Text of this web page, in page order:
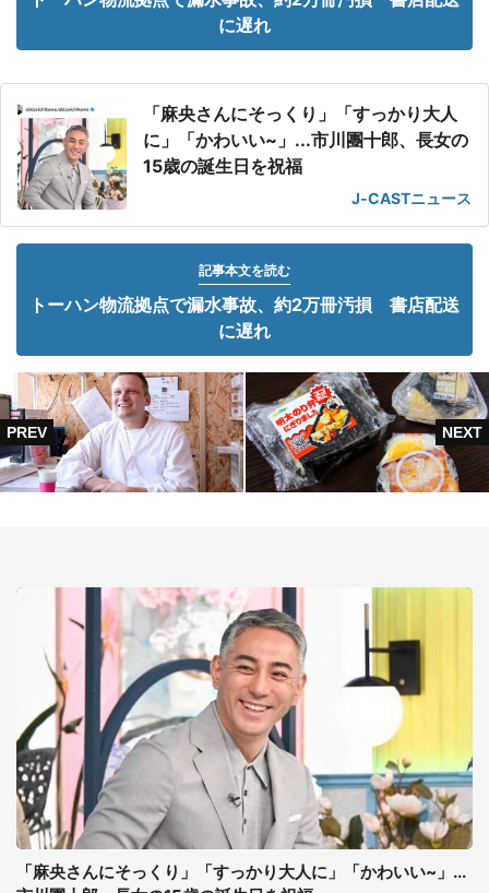
に遅れ
「麻央さんにそっくり」「すっかり大人
に」「かわいい~」...市川團十郎、長女の
15歳の誕生日を祝福
J-CASTニュース
記事本文を読む
トーハン物流拠点で漏水事故、約2万冊汚損 書店配送
に遅れ
「麻央さんにそっくり」「すっかり大人に」「かわいい~」...